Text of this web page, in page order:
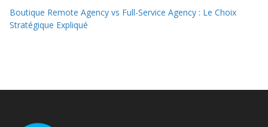
Boutique Remote Agency vs Full-Service Agency : Le Choix
Stratégique Expliqué